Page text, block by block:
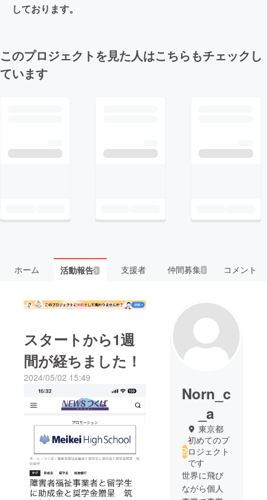
しております。
このプロジェクトを見た人はこちらもチェックし
ています
ホーム 活動報告1 支援者 仲間募集 1 コメント
スタートから1週
間が経ちました！
2024/05/02 15:49
Norn_c
_a
東京都
初めてのプ
ロジェクト
です
世界に飛び
ながら個人